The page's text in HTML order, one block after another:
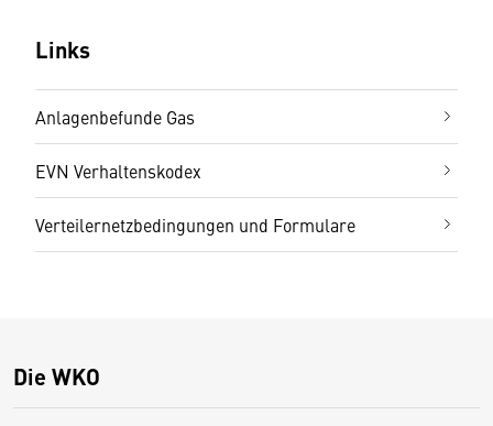
Links
Anlagenbefunde Gas
EVN Verhaltenskodex
Verteilernetzbedingungen und Formulare
Die WKO